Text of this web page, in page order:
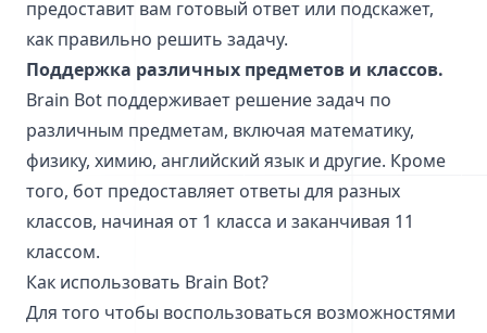
предоставит вам готовый ответ или подскажет,
как правильно решить задачу.
Поддержка различных предметов и классов.
Brain Bot поддерживает решение задач по
различным предметам, включая математику,
физику, химию, английский язык и другие. Кроме
того, бот предоставляет ответы для разных
классов, начиная от 1 класса и заканчивая 11
классом.
Как использовать Brain Bot?
Для того чтобы воспользоваться возможностями